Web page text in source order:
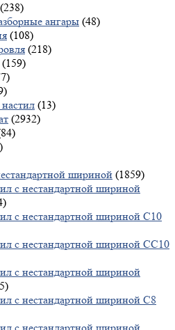
(238)
ангары (48)
(108)
(218)
(159)
(13)
(2932)
шириной (1859)
с нестандартной шириной
с нестандартной шириной С10
с нестандартной шириной СС10
с нестандартной шириной
с нестандартной шириной С8